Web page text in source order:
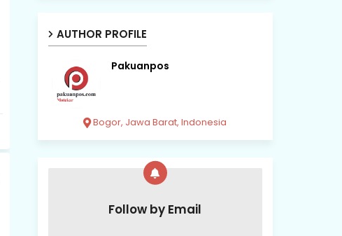
AUTHOR PROFILE
Pakuanpos
Bogor, Jawa Barat, Indonesia
Follow by Email